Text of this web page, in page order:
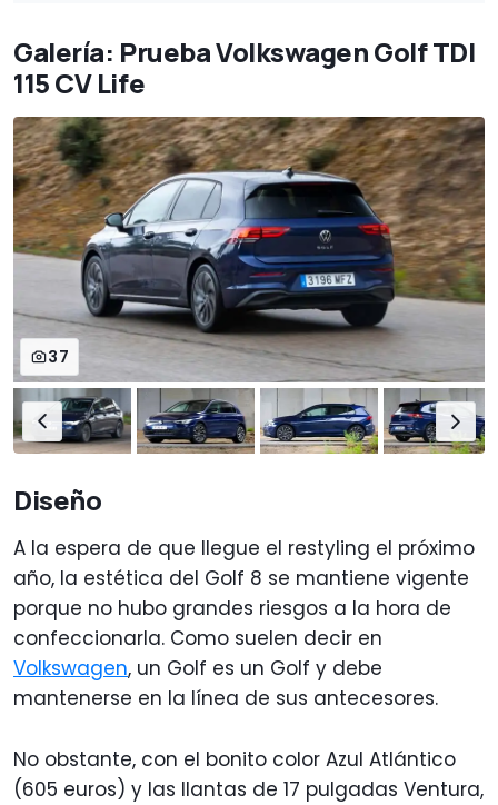
Galería: Prueba Volkswagen Golf TDI
115 CV Life
37
Diseño
A la espera de que llegue el restyling el próximo
año, la estética del Golf 8 se mantiene vigente
porque no hubo grandes riesgos a la hora de
confeccionarla. Como suelen decir en
Volkswagen, un Golf es un Golf y debe
mantenerse en la línea de sus antecesores.
No obstante, con el bonito color Azul Atlántico
(605 euros) y las llantas de 17 pulgadas Ventura,